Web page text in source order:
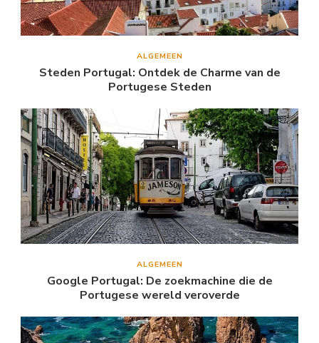
ALGEMEEN
Steden Portugal: Ontdek de Charme van de
Portugese Steden
ALGEMEEN
Google Portugal: De zoekmachine die de
Portugese wereld veroverde